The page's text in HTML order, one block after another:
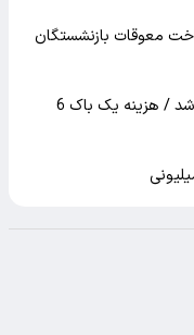
معوقات بازنشستگان
نرخ بنزین در تهران لیتری 130 هزارتومان شد / هزینه یک باک 6